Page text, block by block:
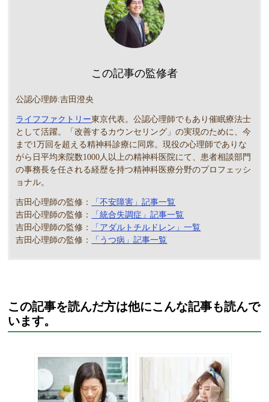
この記事の監修者
公認心理師:吉田澄央
ライフファクトリー東京代表。公認心理師でもあり催眠療法士
として活躍。「改善するカウンセリング」の実現のために、今
まで1万回を超える精神科診療に同席。現役の心理師でありな
がら日平均来院数1000人以上の精神科医院にて、患者相談部門
の事務長を任される経歴を持つ精神科医療分野のプロフェッシ
ョナル。
吉田心理師の監修：
「不安障害」記事一覧
吉田心理師の監修：
「統合失調症」記事一覧
吉田心理師の監修：
「アダルトチルドレン」一覧
吉田心理師の監修：
「うつ病」記事一覧
この記事を読んだ方は他にこんな記事も読んで
います。